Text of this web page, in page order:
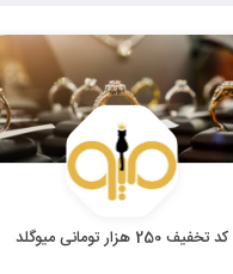
کد تخفیف 250 هزار تومانی میوگلد